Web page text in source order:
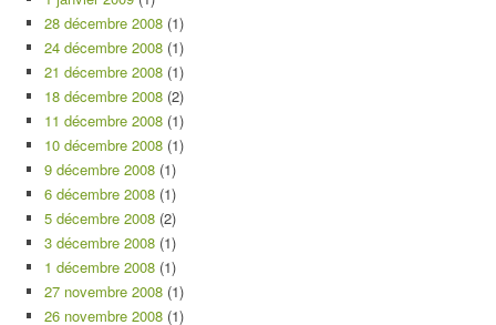
28 décembre 2008 (1)
24 décembre 2008 (1)
21 décembre 2008 (1)
18 décembre 2008 (2)
11 décembre 2008 (1)
10 décembre 2008 (1)
9 décembre 2008 (1)
6 décembre 2008 (1)
5 décembre 2008 (2)
3 décembre 2008 (1)
1 décembre 2008 (1)
27 novembre 2008 (1)
26 novembre 2008 (1)